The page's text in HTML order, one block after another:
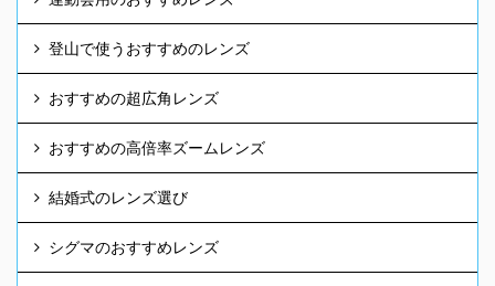
登山で使うおすすめのレンズ
おすすめの超広角レンズ
おすすめの高倍率ズームレンズ
結婚式のレンズ選び
シグマのおすすめレンズ